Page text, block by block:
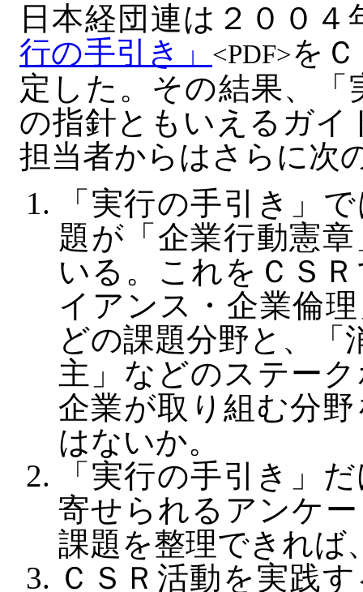
日本経団連は２００４
行の手引き」
<PDF>を
定した。その結果、
の指針ともいえるガイ
担当者からはさらに次
「実行の手引き」
題が「企業行動憲
いる。これをＣＳ
イアンス・企業倫
どの課題分野と、「
主」などのステー
企業が取り組む分
はないか。
「実行の手引き」
寄せられるアンケ
課題を整理できれば
ＣＳＲ活動を実践